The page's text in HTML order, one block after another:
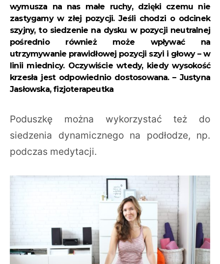
wymusza na nas małe ruchy, dzięki czemu nie
zastygamy w złej pozycji. Jeśli chodzi o odcinek
szyjny, to siedzenie na dysku w pozycji neutralnej
pośrednio również może wpływać na
utrzymywanie prawidłowej pozycji szyi i głowy – w
linii miednicy. Oczywiście wtedy, kiedy wysokość
krzesła jest odpowiednio dostosowana. – Justyna
Jasłowska, fizjoterapeutka
Poduszkę można wykorzystać też do
siedzenia dynamicznego na podłodze, np.
podczas medytacji.